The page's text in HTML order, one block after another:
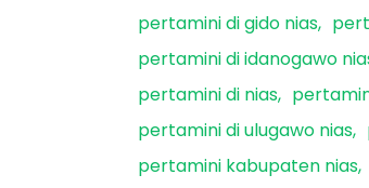
pertamini di gido nias
pertamini di idanogawo
pertamini di nias
pertamini di ulugawo nias
pertamini kabupaten nias